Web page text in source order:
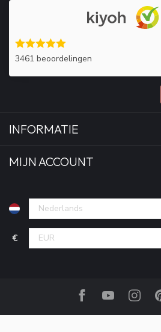
3461 beoordelingen
INFORMATIE
MIJN ACCOUNT
€